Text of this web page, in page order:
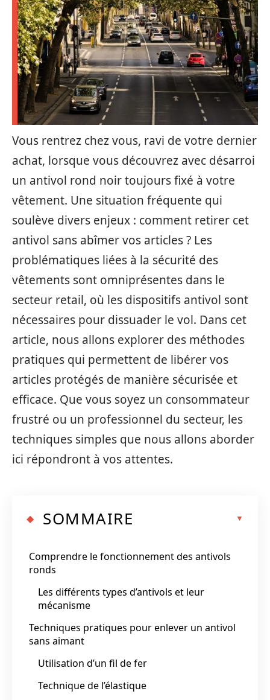
Vous rentrez chez vous, ravi de votre dernier
achat, lorsque vous découvrez avec désarroi
un antivol rond noir toujours fixé à votre
vêtement. Une situation fréquente qui
soulève divers enjeux : comment retirer cet
antivol sans abîmer vos articles ? Les
problématiques liées à la sécurité des
vêtements sont omniprésentes dans le
secteur retail, où les dispositifs antivol sont
nécessaires pour dissuader le vol. Dans cet
article, nous allons explorer des méthodes
pratiques qui permettent de libérer vos
articles protégés de manière sécurisée et
efficace. Que vous soyez un consommateur
frustré ou un professionnel du secteur, les
techniques simples que nous allons aborder
ici répondront à vos attentes.
SOMMAIRE
Comprendre le fonctionnement des antivols
ronds
Les différents types d’antivols et leur
mécanisme
Techniques pratiques pour enlever un antivol
sans aimant
Utilisation d’un fil de fer
Technique de l’élastique